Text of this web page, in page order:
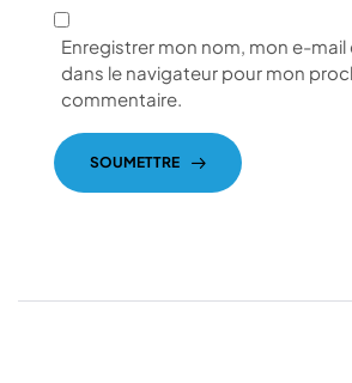
Enregistrer mon nom, mon e-mail
dans le navigateur pour mon
commentaire.
SOUMETTRE